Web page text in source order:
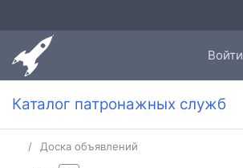
Войти
Каталог патронажных служб
Доска объявлений